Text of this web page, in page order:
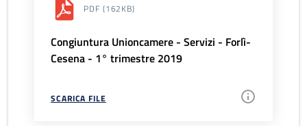
PDF (162KB)
Congiuntura Unioncamere - Servizi - Forlì-
Cesena - 1° trimestre 2019
SCARICA FILE